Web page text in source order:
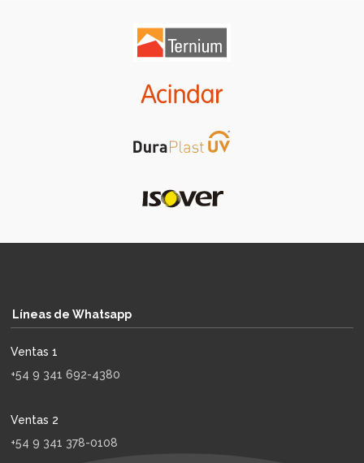
Líneas de Whatsapp
Ventas 1
+54 9 341 692-4380
Ventas 2
+54 9 341 378-0108